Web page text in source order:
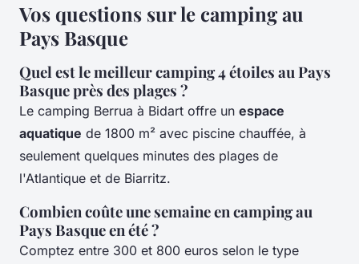
Vos questions sur le camping au
Pays Basque
Quel est le meilleur camping 4 étoiles au Pays
Basque près des plages ?
Le camping Berrua à Bidart offre un espace
aquatique de 1800 m² avec piscine chauffée, à
seulement quelques minutes des plages de
l'Atlantique et de Biarritz.
Combien coûte une semaine en camping au
Pays Basque en été ?
Comptez entre 300 et 800 euros selon le type